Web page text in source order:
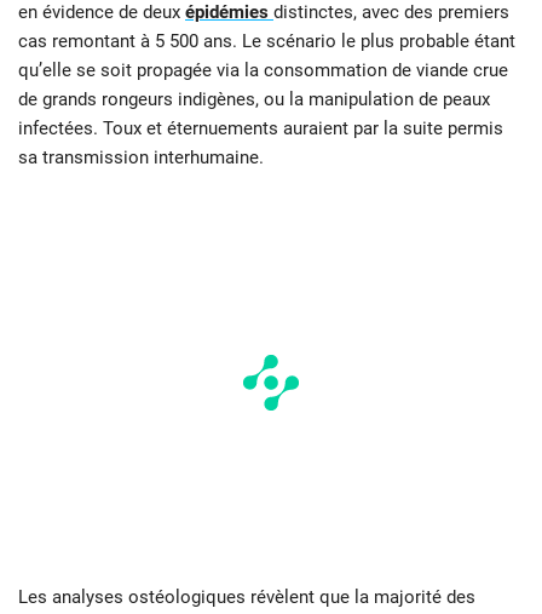
en évidence de deux épidémies distinctes, avec des premiers
cas remontant à 5 500 ans. Le scénario le plus probable étant
qu’elle se soit propagée via la consommation de viande crue
de grands rongeurs indigènes, ou la manipulation de peaux
infectées. Toux et éternuements auraient par la suite permis
sa transmission interhumaine.
Les analyses ostéologiques révèlent que la majorité des